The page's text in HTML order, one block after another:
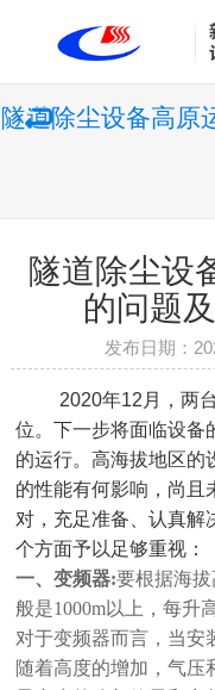
隧道除尘设备高原
隧道除尘设
的问题
发布日期：
2020年12月，两
位。下一步将面临设备
的运行。高海拔地区的
的性能有何影响，尚且
对，充足准备、认真解
个方面予以足够重视：
一、变频器:要根据海
般是1000m以上，每升
对于变频器而言，当安
随着高度的增加，气压